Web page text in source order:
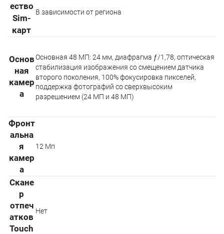
ество
Sim-
карт
В зависимости от региона
Основ
ная
камер
а
Основная 48 МП: 24 мм, диафрагма ƒ/1,78, оптическая
стабилизация изображения со смещением датчика
второго поколения, 100% фокусировка пикселей,
поддержка фотографий со сверхвысоким
разрешением (24 МП и 48 МП)
Фронт
альна
я
камер
а
12 Мп
Скане
р
отпеч
атков
Touch
Нет